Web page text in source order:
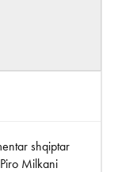
shqiptar
Milkani